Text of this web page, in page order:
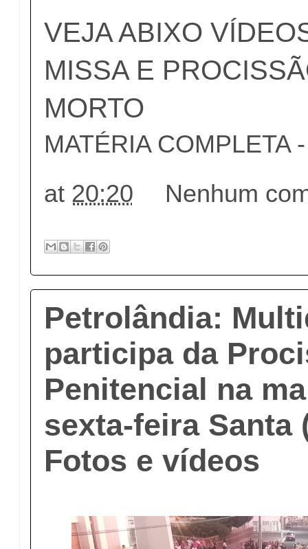
VEJA ABIXO
MISSA E
MORTO
MATÉRIA COMPLETA
at 20:20 Nenhum
Petrolândia:
participa da
Penitencial na
sexta-feira Santa
Fotos e vídeos